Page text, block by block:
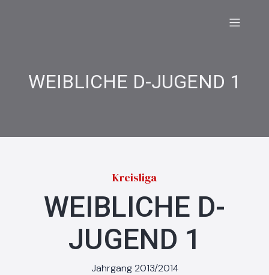
WEIBLICHE D-JUGEND 1
Kreisliga
WEIBLICHE D-
JUGEND 1
Jahrgang 2013/2014